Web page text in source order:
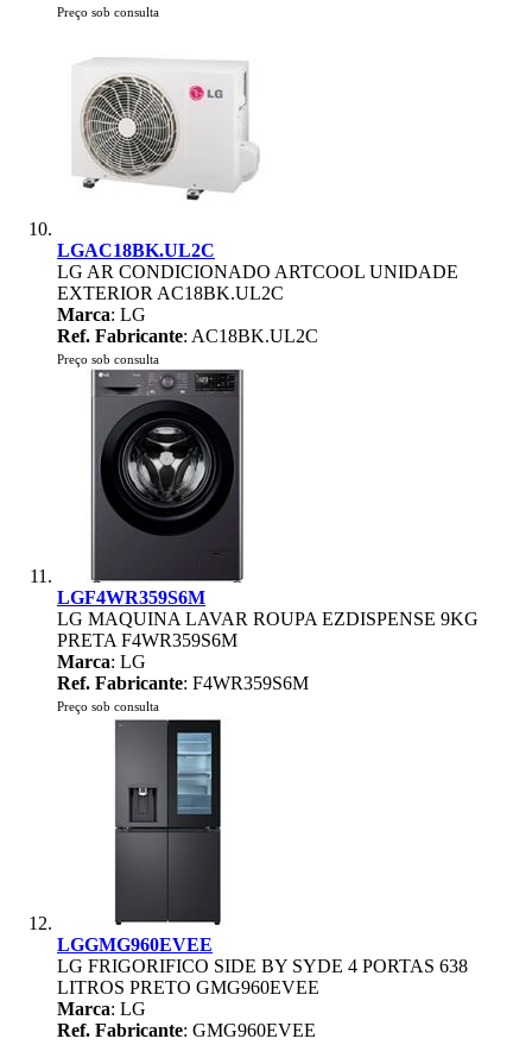
Preço sob consulta
LGAC18BK.UL2C
LG AR CONDICIONADO ARTCOOL UNIDADE
EXTERIOR AC18BK.UL2C
Marca: LG
Ref. Fabricante: AC18BK.UL2C
Preço sob consulta
LGF4WR359S6M
LG MAQUINA LAVAR ROUPA EZDISPENSE 9KG
PRETA F4WR359S6M
Marca: LG
Ref. Fabricante: F4WR359S6M
Preço sob consulta
LGGMG960EVEE
LG FRIGORIFICO SIDE BY SYDE 4 PORTAS 638
LITROS PRETO GMG960EVEE
Marca: LG
Ref. Fabricante: GMG960EVEE